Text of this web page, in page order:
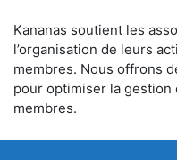
Kananas soutient les
l’organisation de leurs
membres. Nous offrons
pour optimiser la gestion
membres.